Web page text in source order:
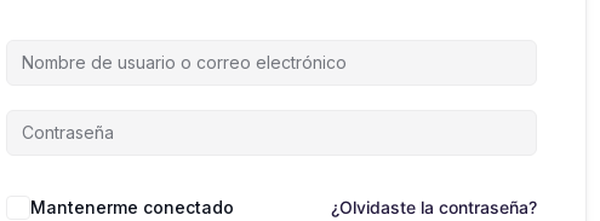
Mantenerme conectado ¿Olvidaste la contraseña?